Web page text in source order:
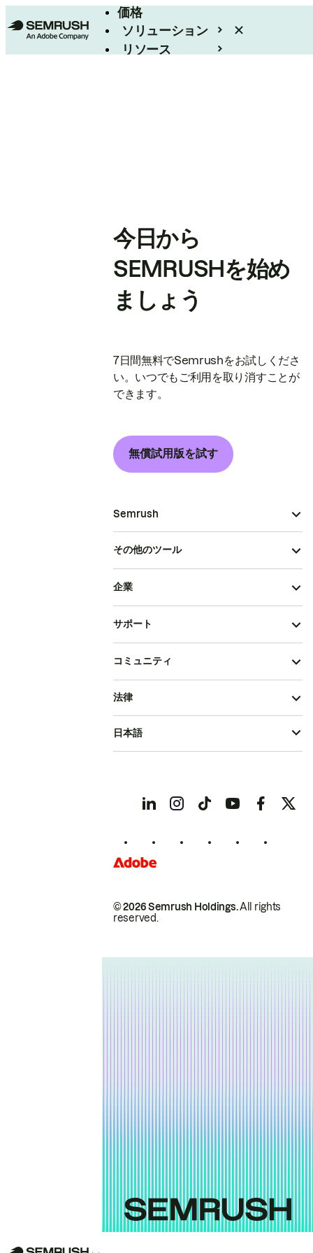
価格
ソリューション
リソース
今日から
SEMRUSHを始め
ましょう
7日間無料でSemrushをお試しくださ
い。いつでもご利用を取り消すことが
できます。
無償試用版を試す
Semrush
その他のツール
企業
サポート
コミュニティ
© 2026 Semrush Holdings.All rights
reserved.
法律
日本語